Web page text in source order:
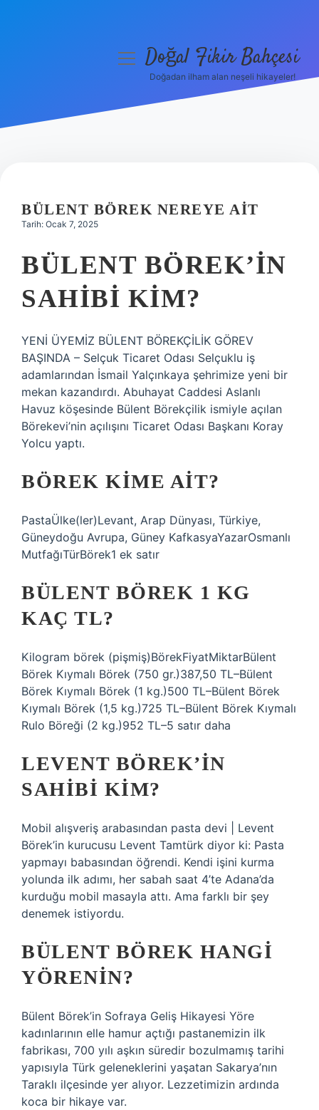
Hakkımızda
menüyüDoğal Fikir Bahçesi
Doğadan ilham alan neşeli hikayeler!
BÜLENT BÖREK NEREYE AIT
Tarih: Ocak 7, 2025
BÜLENT BÖREK’IN
SAHIBI KIM?
YENİ ÜYEMİZ BÜLENT BÖREKÇİLİK GÖREV
BAŞINDA – Selçuk Ticaret Odası Selçuklu iş
adamlarından İsmail Yalçınkaya şehrimize yeni bir
mekan kazandırdı. Abuhayat Caddesi Aslanlı
Havuz köşesinde Bülent Börekçilik ismiyle açılan
Börekevi’nin açılışını Ticaret Odası Başkanı Koray
Yolcu yaptı.
BÖREK KIME AIT?
PastaÜlke(ler)Levant, Arap Dünyası, Türkiye,
Güneydoğu Avrupa, Güney KafkasyaYazarOsmanlı
MutfağıTürBörek1 ek satır
BÜLENT BÖREK 1 KG
KAÇ TL?
Kilogram börek (pişmiş)BörekFiyatMiktarBülent
Börek Kıymalı Börek (750 gr.)387,50 TL–Bülent
Börek Kıymalı Börek (1 kg.)500 TL–Bülent Börek
Kıymalı Börek (1,5 kg.)725 TL–Bülent Börek Kıymalı
Rulo Böreği (2 kg.)952 TL–5 satır daha
LEVENT BÖREK’IN
SAHIBI KIM?
Mobil alışveriş arabasından pasta devi | Levent
Börek’in kurucusu Levent Tamtürk diyor ki: Pasta
yapmayı babasından öğrendi. Kendi işini kurma
yolunda ilk adımı, her sabah saat 4’te Adana’da
kurduğu mobil masayla attı. Ama farklı bir şey
denemek istiyordu.
BÜLENT BÖREK HANGI
YÖRENIN?
Bülent Börek’in Sofraya Geliş Hikayesi Yöre
kadınlarının elle hamur açtığı pastanemizin ilk
fabrikası, 700 yılı aşkın süredir bozulmamış tarihi
yapısıyla Türk geleneklerini yaşatan Sakarya’nın
Taraklı ilçesinde yer alıyor. Lezzetimizin ardında
koca bir hikaye var.